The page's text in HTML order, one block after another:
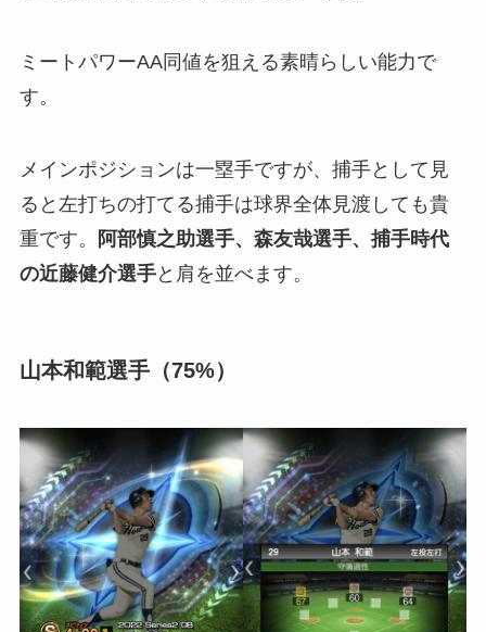
ミートパワーAA同値を狙える素晴らしい能力で
す。
メインポジションは一塁手ですが、捕手として見
ると左打ちの打てる捕手は球界全体見渡しても貴
重です。
阿部慎之助選手、森友哉選手、捕手時代
の近藤健介選手と肩を並べます。
山本和範選手（75%）